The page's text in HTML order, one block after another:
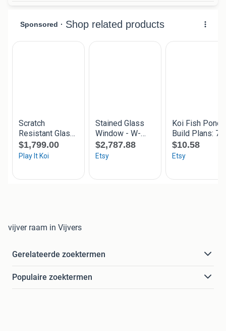
vijver raam in Vijvers
Gerelateerde zoektermen
Populaire zoektermen